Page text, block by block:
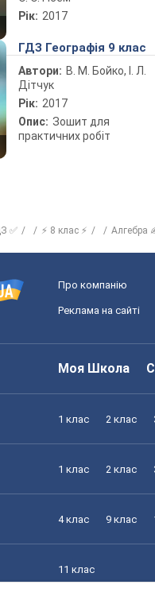
Рік: 2017
ГДЗ Географія 9 клас
Автори: В. М. Бойко, І. Л.
Дітчук
Рік: 2017
Опис: Зошит для
практичних робіт
✅ ⚡ 8 клас ⚡ Алгебра
Про компанію
Реклама на сайті
Моя Школа
1 клас 2 клас
1 клас 2 клас
4 клас 9 клас
11 клас